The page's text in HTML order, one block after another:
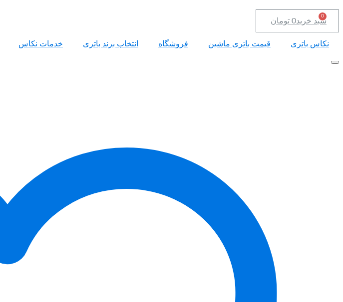
0 تومان سبد خرید
نکاس باتری قیمت باتری ماشین فروشگاه انتخاب برند باتری خدمات نکاس